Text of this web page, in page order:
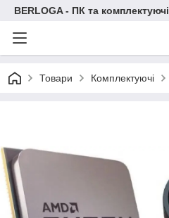
BERLOGA - ПК та комплектуючі
Товари Комплектуючі